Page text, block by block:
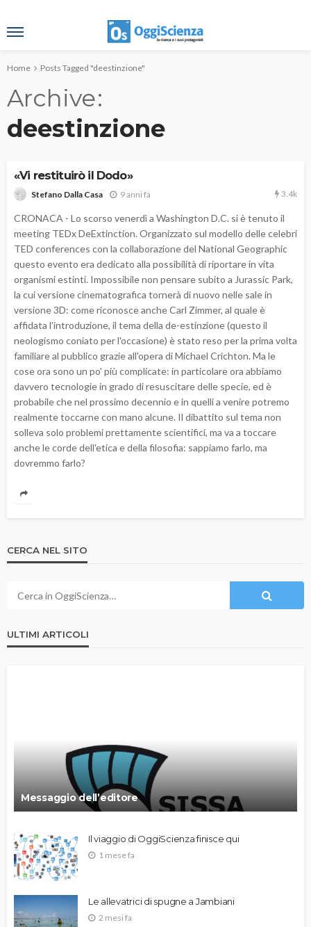
Home Posts Tagged "deestinzione"
Archive
deestinzione
«Vi restituirò il Dodo»
Stefano Dalla Casa 9 anni fa 3.4k
CRONACA - Lo scorso venerdì a Washington D.C. si è tenuto il
meeting TEDx DeExtinction. Organizzato sul modello delle celebri
TED conferences con la collaborazione del National Geographic
questo evento era dedicato alla possibilità di riportare in vita
organismi estinti. Impossibile non pensare subito a Jurassic Park,
la cui versione cinematografica tornerà di nuovo nelle sale in
versione 3D: come riconosce anche Carl Zimmer, al quale è
affidata l'introduzione, il tema della de-estinzione (questo il
neologismo coniato per l'occasione) è stato reso per la prima volta
familiare al pubblico grazie all'opera di Michael Crichton. Ma le
cose ora sono un po' più complicate: in particolare ora abbiamo
davvero tecnologie in grado di resuscitare delle specie, ed è
probabile che nel prossimo decennio e in quelli a venire potremo
realmente toccarne con mano alcune. Il dibattito sul tema non
solleva solo problemi prettamente scientifici, ma va a toccare
anche le corde dell'etica e della filosofia: sappiamo farlo, ma
dovremmo farlo?
CERCA NEL SITO
ULTIMI ARTICOLI
Messaggio dell’editore
Il viaggio di OggiScienza finisce qui
1 mese fa
Le allevatrici di spugne a Jambiani
2 mesi fa